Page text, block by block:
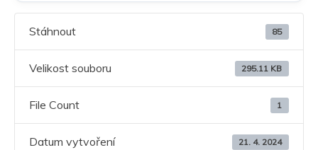
Stáhnout 85
Velikost souboru 295.11 KB
File Count 1
Datum vytvoření 21. 4. 2024